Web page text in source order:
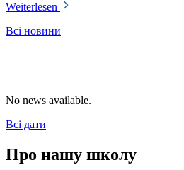
Weiterlesen
Всі новини
No news available.
Всі дати
Про нашу школу